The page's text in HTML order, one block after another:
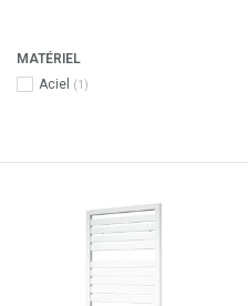
MATÉRIEL
Aciel
(1)